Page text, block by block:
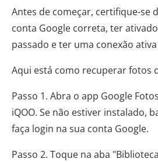
Antes de começar, certifique-se
conta Google correta, ter
passado e ter uma conexão
Aqui está como recuperar fotos
Passo 1. Abra o app Google
iQOO. Se não estiver instalado,
faça login na sua conta Google.
Passo 2. Toque na aba